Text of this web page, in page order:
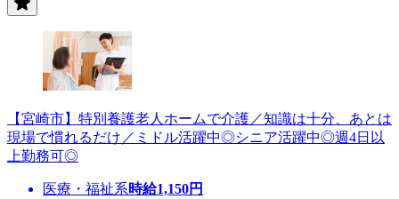
【宮崎市】特別養護老人ホームで介護／知識は十分、あとは
現場で慣れるだけ／ミドル活躍中◎シニア活躍中◎週4日以
上勤務可◎
医療・福祉系時給1,150円